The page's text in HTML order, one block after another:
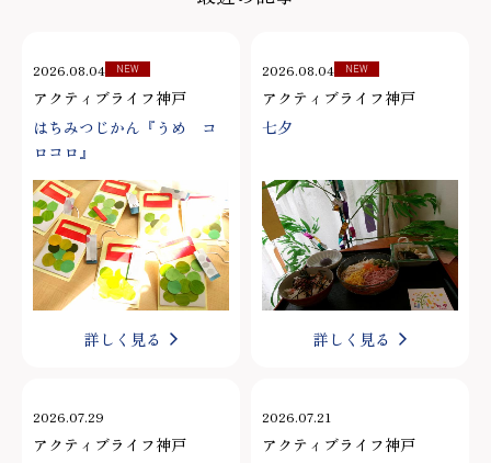
2026.08.04 NEW
アクティブライフ神戸
はちみつじかん『うめ コ
ロコロ』
詳しく見る
2026.08.04 NEW
アクティブライフ神戸
七夕
詳しく見る
2026.07.29
アクティブライフ神戸
2026.07.21
アクティブライフ神戸